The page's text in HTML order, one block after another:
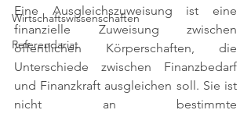
Wirtschaftswissenschaften
Referendariat
Eine Ausgleichszuweisung ist eine
finanzielle Zuweisung zwischen
öffentlichen Körperschaften, die
Unterschiede zwischen Finanzbedarf
und Finanzkraft ausgleichen soll. Sie ist
nicht an bestimmte